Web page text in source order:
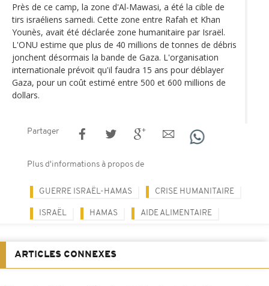
Près de ce camp, la zone d'Al-Mawasi, a été la cible de
tirs israéliens samedi. Cette zone entre Rafah et Khan
Younès, avait été déclarée zone humanitaire par Israël.
L'ONU estime que plus de 40 millions de tonnes de débris
jonchent désormais la bande de Gaza. L'organisation
internationale prévoit qu'il faudra 15 ans pour déblayer
Gaza, pour un coût estimé entre 500 et 600 millions de
dollars.
Partager
Plus d'informations à propos de
GUERRE ISRAËL-HAMAS CRISE HUMANITAIRE
ISRAËL HAMAS AIDE ALIMENTAIRE
ARTICLES CONNEXES